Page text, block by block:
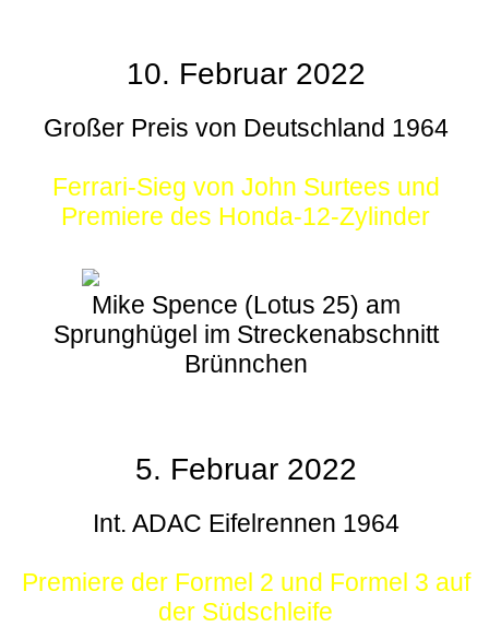
10. Februar 2022
Großer Preis von Deutschland 1964
Ferrari-Sieg von John Surtees und
Premiere des Honda-12-Zylinder
Mike Spence (Lotus 25) am
Sprunghügel im Streckenabschnitt
Brünnchen
5. Februar 2022
Int. ADAC Eifelrennen 1964
Premiere der Formel 2 und Formel 3 auf
der Südschleife